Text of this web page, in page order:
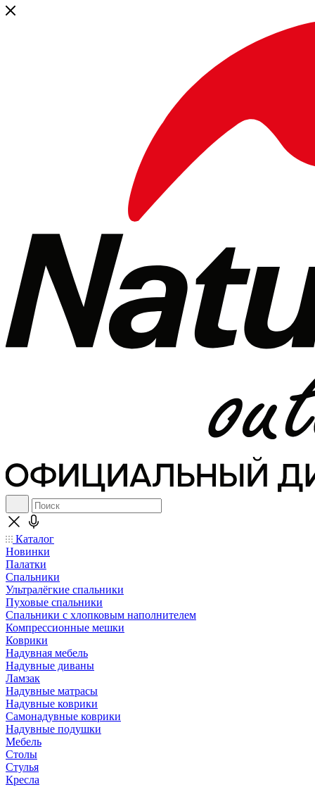
Каталог
Новинки
Палатки
Спальники
Ультралёгкие спальники
Пуховые спальники
Спальники с хлопковым наполнителем
Компрессионные мешки
Коврики
Надувная мебель
Надувные диваны
Ламзак
Надувные матрасы
Надувные коврики
Самонадувные коврики
Надувные подушки
Мебель
Столы
Стулья
Кресла